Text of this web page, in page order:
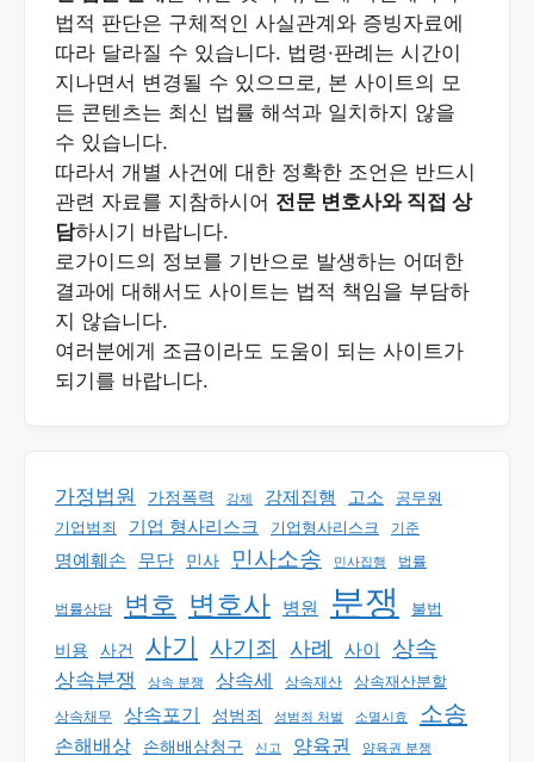
법적 판단은 구체적인 사실관계와 증빙자료에
따라 달라질 수 있습니다. 법령·판례는 시간이
지나면서 변경될 수 있으므로, 본 사이트의 모
든 콘텐츠는 최신 법률 해석과 일치하지 않을
수 있습니다.
따라서 개별 사건에 대한 정확한 조언은 반드시
관련 자료를 지참하시어 전문 변호사와 직접 상
담하시기 바랍니다.
로가이드의 정보를 기반으로 발생하는 어떠한
결과에 대해서도 사이트는 법적 책임을 부담하
지 않습니다.
여러분에게 조금이라도 도움이 되는 사이트가
되기를 바랍니다.
가정법원 가정폭력 강제 강제집행 고소
공무원
기업범죄
기업 형사리스크 기업형사리스크 기준
명예훼손 무단 민사 민사소송 민사집행 법률
법률상담 변호 변호사 병원 분쟁 불법
비용 사건 사기 사기죄 사례 사이 상속
상속분쟁 상속 분쟁 상속세 상속재산 상속재산분할
상속채무 상속포기 성범죄 성범죄 처벌 소멸시효 소송
손해배상 손해배상청구 신고 양육권 양육권 분쟁